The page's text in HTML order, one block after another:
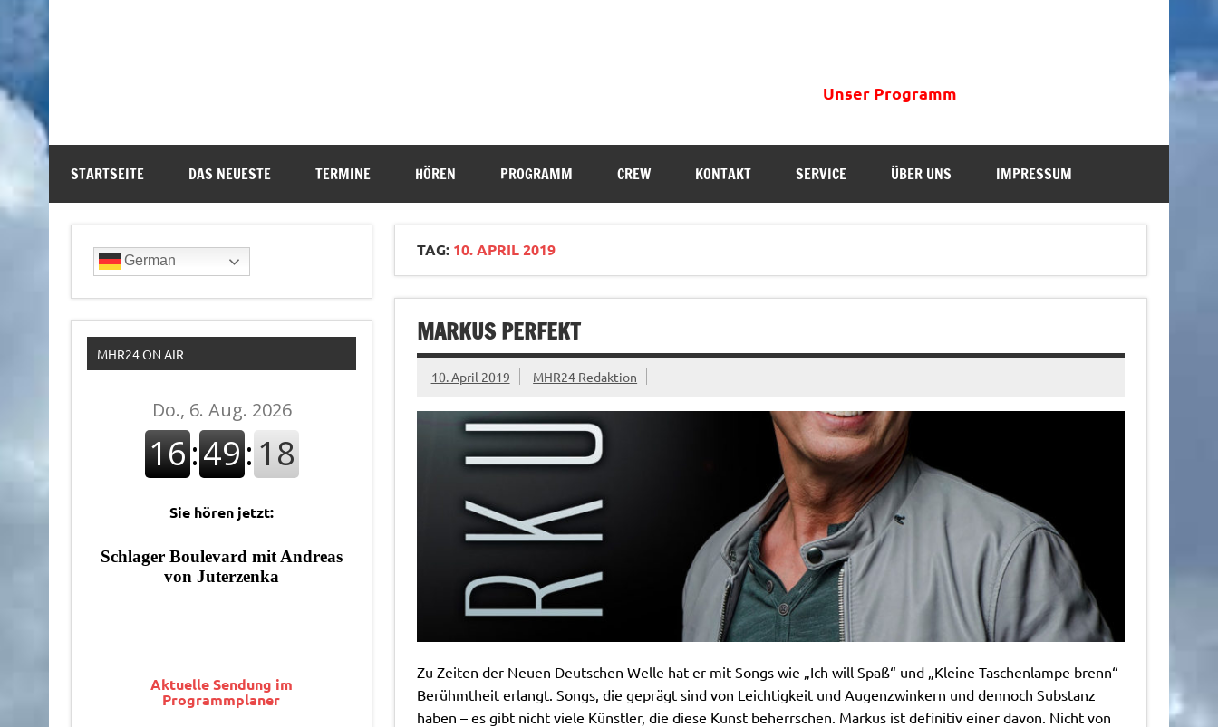
Unser Programm
STARTSEITE DAS NEUESTE TERMINE HÖREN PROGRAMM CREW KONTAKT SERVICE ÜBER UNS IMPRESSUM
TAG: 10. APRIL 2019
MARKUS PERFEKT
10. April 2019 MHR24 Redaktion
Zu Zeiten der Neuen Deutschen Welle hat er mit Songs wie „Ich will Spaß“ und „Kleine Taschenlampe brenn“
Berühmtheit erlangt. Songs, die geprägt sind von Leichtigkeit und Augenzwinkern und dennoch Substanz
haben – es gibt nicht viele Künstler, die diese Kunst beherrschen. Markus ist definitiv einer davon. Nicht von
German
MHR24 ON AIR
Sie hören jetzt:
Aktuelle Sendung im
Programmplaner